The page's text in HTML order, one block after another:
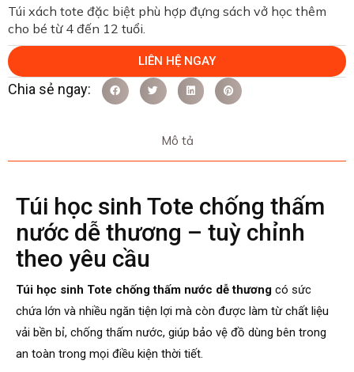
Túi xách tote đặc biệt phù hợp đựng sách vở học thêm
cho bé từ 4 đến 12 tuổi.
LIÊN HỆ NGAY
Mô tả
Túi học sinh Tote chống thấm
nước dễ thương – tuỳ chỉnh
theo yêu cầu
Túi học sinh Tote chống thấm nước dễ thương có sức
chứa lớn và nhiều ngăn tiện lợi mà còn được làm từ chất liệu
vải bền bỉ, chống thấm nước, giúp bảo vệ đồ dùng bên trong
an toàn trong mọi điều kiện thời tiết.